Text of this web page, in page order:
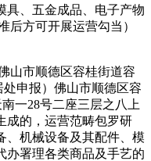
具、五金成品、电子产物
后方可开展运营勾当）
市顺德区容桂街道容
申报）佛山市顺德区容
一28号二座三层之八上
成的，运营范畴包罗研
、机械设备及其配件、模
办署理各类商品及手艺的